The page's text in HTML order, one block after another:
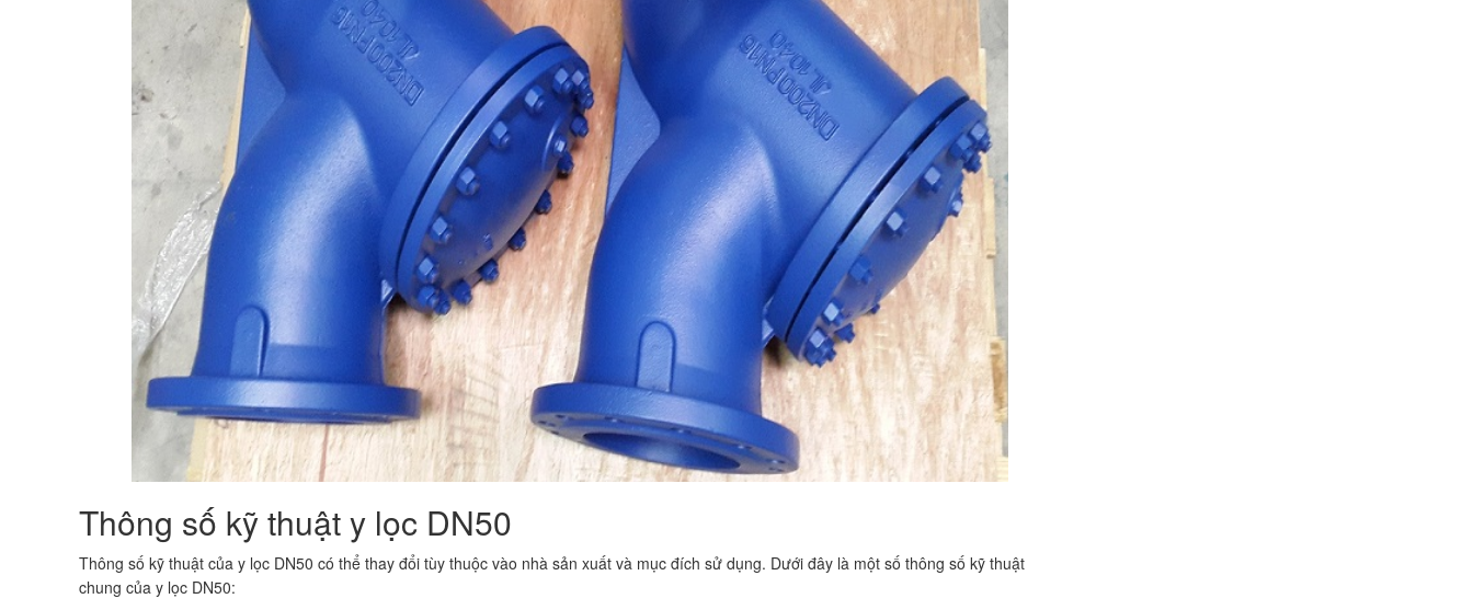
Thông số kỹ thuật y lọc DN50
Thông số kỹ thuật của y lọc DN50 có thể thay đổi tùy thuộc vào nhà sản xuất và mục đích sử dụng. Dưới đây là một số thông số kỹ thuật
chung của y lọc DN50: